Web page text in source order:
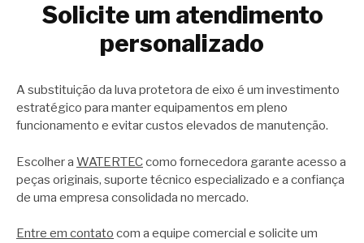
Solicite um atendimento
personalizado
A substituição da luva protetora de eixo é um investimento
estratégico para manter equipamentos em pleno
funcionamento e evitar custos elevados de manutenção.
Escolher a WATERTECcomo fornecedora garante acesso a
peças originais, suporte técnico especializado e a confiança
de uma empresa consolidada no mercado.
Entre em contato com a equipe comercial e solicite um